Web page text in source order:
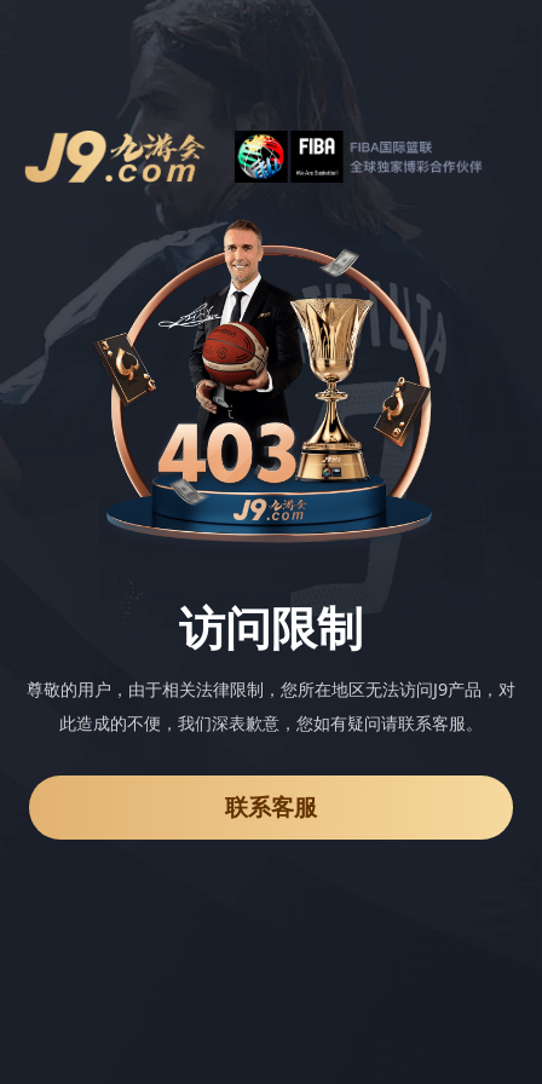
访问限制
尊敬的用户，由于相关法律限制，您所在地区无法访问J9产品，对
此造成的不便，我们深表歉意，您如有疑问请联系客服。
联系客服